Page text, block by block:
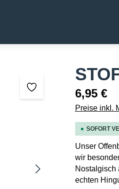
6,95 €
Preise inkl.
SOFORT
Unser
wir
Nostalgisch
echten